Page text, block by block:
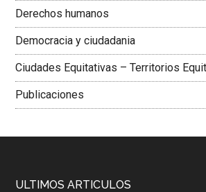
Derechos humanos
Democracia y ciudadania
Ciudades Equitativas – Territorios
Publicaciones
ULTIMOS ARTICULOS